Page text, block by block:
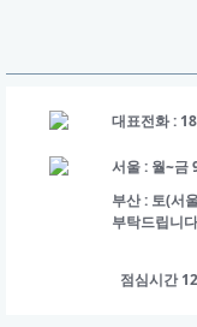
대표전화 :
서울 : 월~금
부산 : 토(서
부탁드립니
점심시간